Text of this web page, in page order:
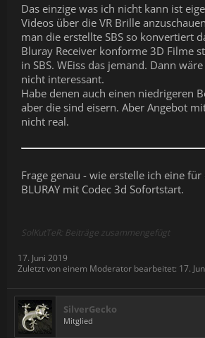
Das einzige was ich nicht kann ist
Videos über die VR Brille
man die erstellte SBS so konvertiert
Bluray Receiver konforme 3D Filme
in SBS. WEiss das jemand. Dann
nicht interessant.
Habe denen auch einen niedrigeren
aber die sind eisern. Aber Angebot
nicht real.
Frage genau - wie erstelle ich eine für
BLURAY mit Codec 3d Sofortstart.
SolKutTeR: Beiträge zusammengefügt
17. Juni 2019
Zuletzt von einem Moderator bearbeitet: 17.
SilverGecko
Mitglied